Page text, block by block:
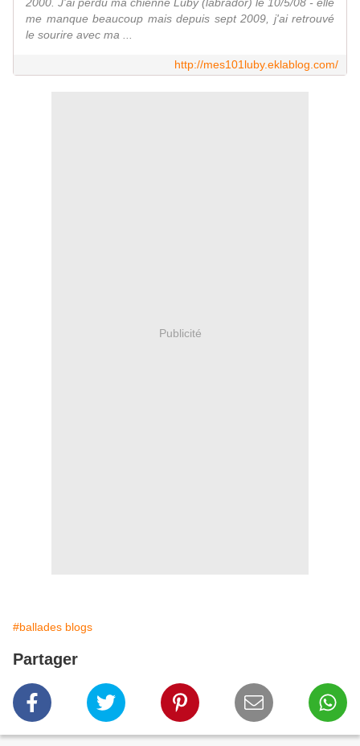
me manque beaucoup mais depuis sept 2009, j'ai retrouvé
le sourire avec ma ...
http://mes101luby.eklablog.com/
Publicité
#ballades blogs
Partager